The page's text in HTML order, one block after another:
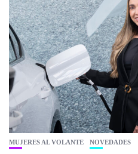
MUJERES AL VOLANTE NOVEDADES